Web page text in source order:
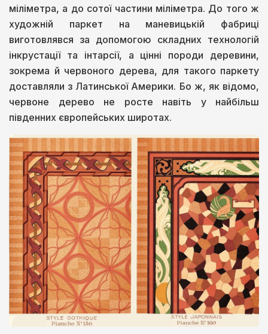
міліметра, а до сотої частини міліметра. До того ж
художній паркет на маневицькій фабриці
виготовлявся за допомогою складних технологій
інкрустації та інтарсії, а цінні породи деревини,
зокрема й червоного дерева, для такого паркету
доставляли з Латинської Америки. Бо ж, як відомо,
червоне дерево не росте навіть у найбільш
південних європейських широтах.